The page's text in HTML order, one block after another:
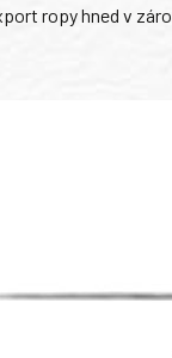
ropy hned v